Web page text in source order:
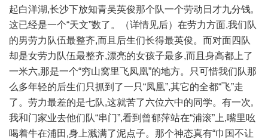
起白洋湖,长沙下放知青吴英俊那个队一个劳动日才九分钱,
这已经是一个“天文”数了。（详情见后）在劳力方面,我们队
的男劳力队伍最整齐,而且后生们长得最英俊。而对面四队
却是女劳力队伍最整齐,漂亮的女孩子最多,而且身高都上了
一米六,那是一个“穷山窝里飞凤凰”的地方。只可惜我们队那
么多年轻的后生们只抓到了一只“凤凰”,其它的全都“飞”走
了。劳力最差的是七队,这就苦了六位六中的同学。有一次,
我和门家业去他们队“串门”,看到曾郁萍站在“浦滚”上,嘴里吆
喝着牛在浦田,身上溅满了泥点子。那个神态真有“巾国不让